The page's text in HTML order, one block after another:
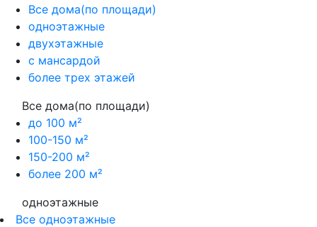
Все дома(по площади)
одноэтажные
двухэтажные
с мансардой
более трех этажей
Все дома(по площади)
до 100 м²
100-150 м²
150-200 м²
более 200 м²
одноэтажные
Все одноэтажные